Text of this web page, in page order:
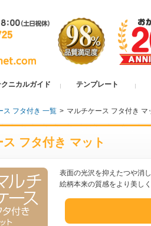
ニカルガイド テンプレート
ス フタ付き 一覧 > マルチケース フタ付き マ
フタ付き マット
表面の光沢を抑えたつや消
絵柄本来の質感をより美し